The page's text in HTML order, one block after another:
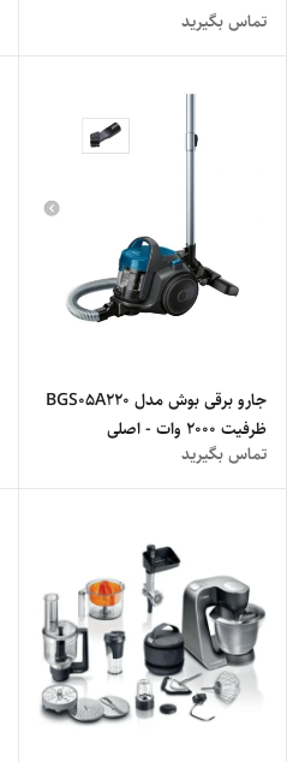
تماس بگیرید
جارو برقی بوش مدل BGS05A220
ظرفیت ۲۰۰۰ وات - اصلی
تماس بگیرید